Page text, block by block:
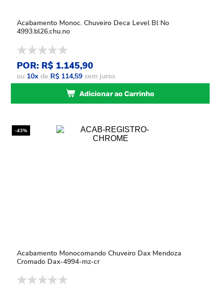
Acabamento Monoc. Chuveiro Deca Level Bl No
4993.bl26.chu.no
POR: R$ 1.145,90
ou 10x de R$ 114,59 sem juros
Adicionar ao Carrinho
-43%
Acabamento Monocomando Chuveiro Dax Mendoza
Cromado Dax-4994-mz-cr